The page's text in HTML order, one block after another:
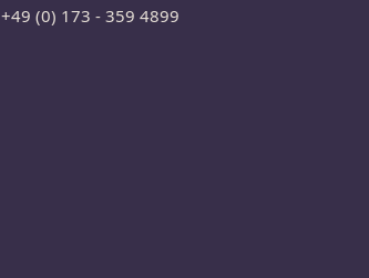
+49 (0) 173 - 359 4899